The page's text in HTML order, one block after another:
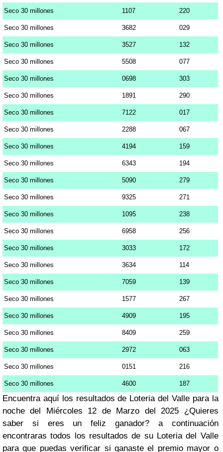
Seco 30 millones 1107 220
Seco 30 millones 3682 029
Seco 30 millones 3527 132
Seco 30 millones 5508 077
Seco 30 millones 0698 303
Seco 30 millones 1891 290
Seco 30 millones 7122 017
Seco 30 millones 2288 067
Seco 30 millones 4194 159
Seco 30 millones 6343 194
Seco 30 millones 5090 279
Seco 30 millones 9325 271
Seco 30 millones 1095 238
Seco 30 millones 6958 256
Seco 30 millones 3033 172
Seco 30 millones 3634 114
Seco 30 millones 7059 139
Seco 30 millones 1577 267
Seco 30 millones 4909 195
Seco 30 millones 8409 259
Seco 30 millones 2972 063
Seco 30 millones 0151 216
Seco 30 millones 4600 187
Encuentra aquí los resultados de Loteria del Valle para la
noche del Miércoles 12 de Marzo del 2025 ¿Quieres
saber si eres un feliz ganador? a continuación
encontraras todos los resultados de su Loteria del Valle
para que puedas verificar si ganaste el premio mayor o